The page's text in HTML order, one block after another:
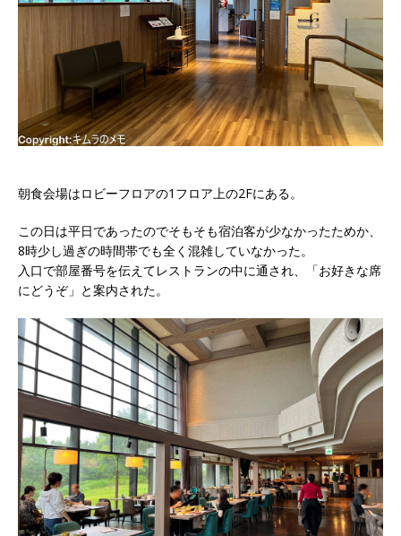
朝食会場はロビーフロアの1フロア上の2Fにある。
この日は平日であったのでそもそも宿泊客が少なかったためか、
8時少し過ぎの時間帯でも全く混雑していなかった。
入口で部屋番号を伝えてレストランの中に通され、「お好きな席
にどうぞ」と案内された。